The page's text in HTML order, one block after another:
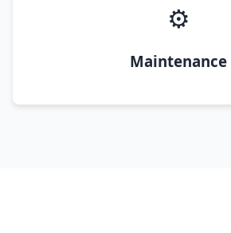
⚙️
Maintenance